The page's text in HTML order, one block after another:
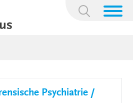
Suchbegriff:
Psychiatrie /